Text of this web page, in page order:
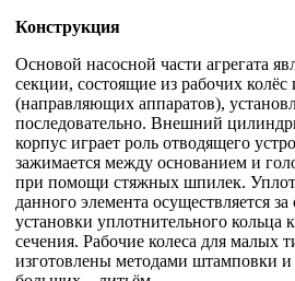
Конструкция
Основой насосной части агрегата
секции, состоящие из рабочих
(направляющих аппаратов),
последовательно. Внешний
корпус играет роль отводящего
зажимается между основанием и
при помощи стяжных шпилек.
данного элемента осуществляется за
установки уплотнительного кольца
сечения. Рабочие колеса для малых
изготовлены методами штамповки и